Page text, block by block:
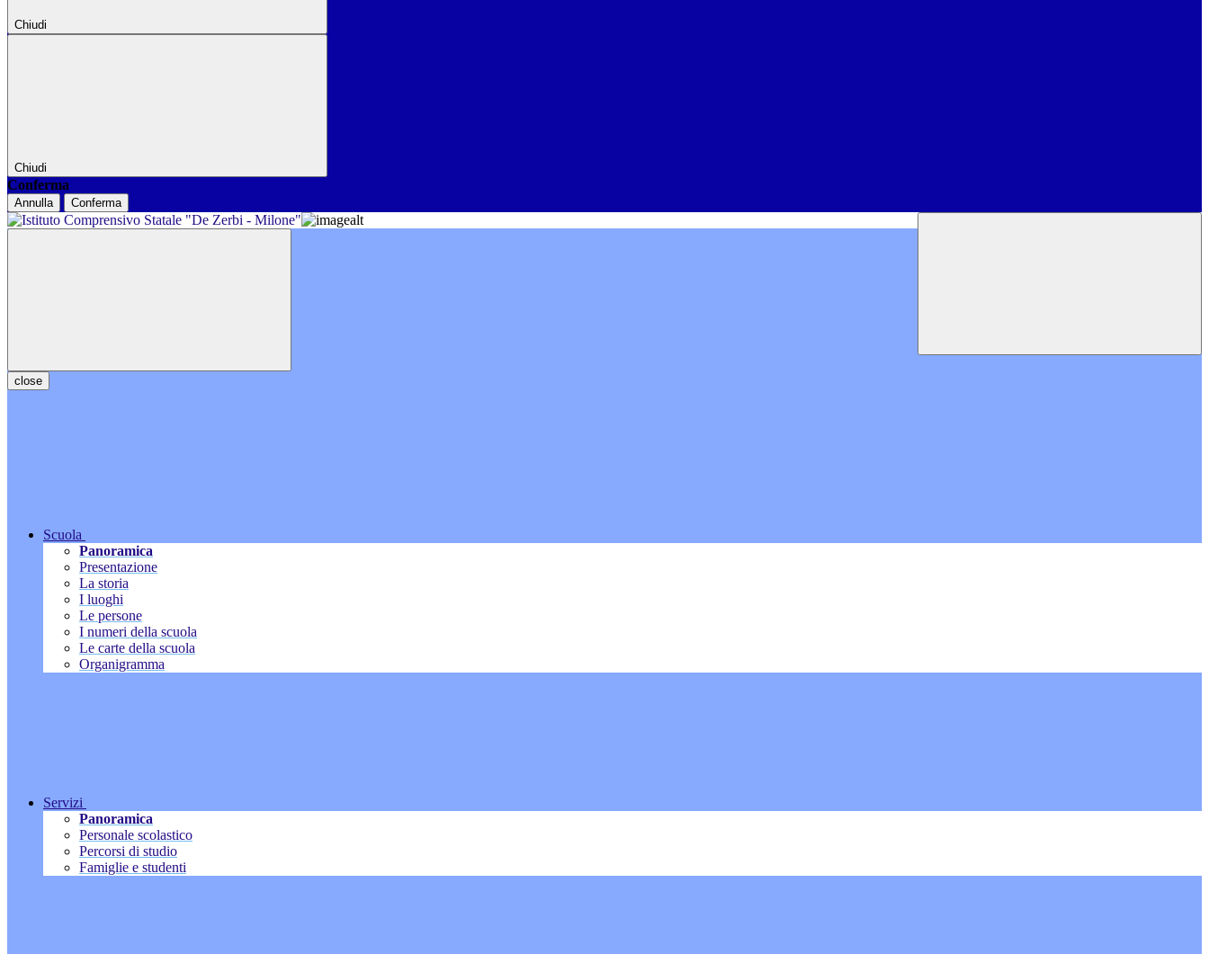
Chiudi
Chiudi
Conferma
Annulla Conferma
close
Scuola
Panoramica
Presentazione
La storia
I luoghi
Le persone
I numeri della scuola
Le carte della scuola
Organigramma
Servizi
Panoramica
Personale scolastico
Percorsi di studio
Famiglie e studenti